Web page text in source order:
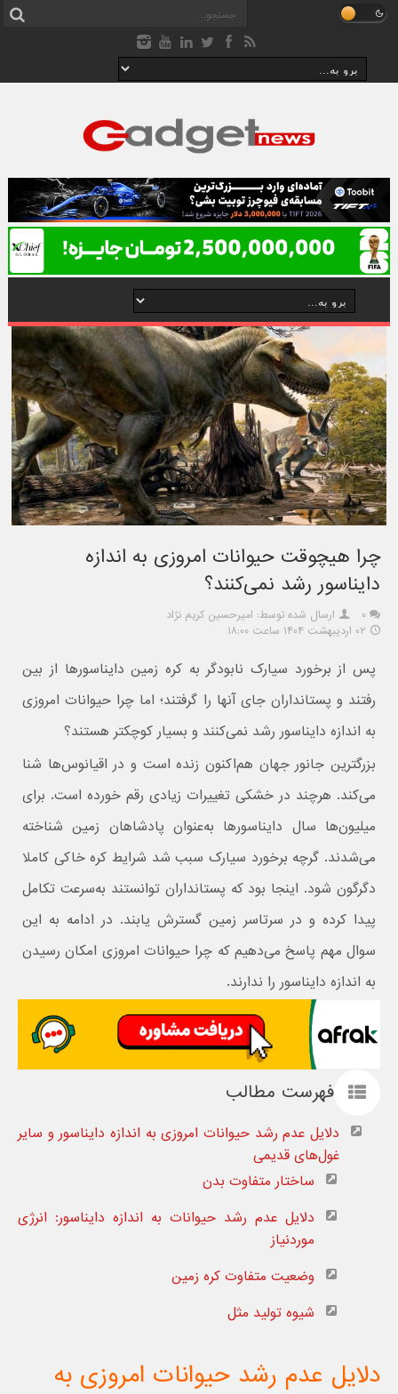
چرا هیچوقت حیوانات امروزی به اندازه
دایناسور رشد نمی‌کنند؟
۰
ارسال شده توسط: امیرحسین کریم نژاد
۰۲ اردیبهشت ۱۴۰۴ ساعت ۱۸:۰۰
پس از برخورد سیارک نابودگر به کره زمین دایناسورها از بین
رفتند و پستانداران جای آنها را گرفتند؛ اما چرا حیوانات امروزی
به اندازه دایناسور رشد نمی‌کنند و بسیار کوچکتر هستند؟
بزرگترین جانور جهان هم‌اکنون زنده است و در اقیانوس‌ها شنا
می‌کند. هرچند در خشکی تغییرات زیادی رقم خورده است. برای
میلیون‌ها سال دایناسورها به‌عنوان پادشاهان زمین شناخته
می‌شدند. گرچه برخورد سیارک سبب شد شرایط کره خاکی کاملا
دگرگون شود. اینجا بود که پستانداران توانستند به‌سرعت تکامل
پیدا کرده و در سرتاسر زمین گسترش یابند. در ادامه به این
سوال مهم پاسخ می‌دهیم که چرا حیوانات امروزی امکان رسیدن
به اندازه دایناسور را ندارند.
فهرست مطالب
دلایل عدم رشد حیوانات امروزی به اندازه دایناسور و سایر
غول‌های قدیمی
ساختار متفاوت بدن
دلایل عدم رشد حیوانات به اندازه دایناسور: انرژی
موردنیاز
وضعیت متفاوت کره زمین
شیوه تولید مثل
دلایل عدم رشد حیوانات امروزی به